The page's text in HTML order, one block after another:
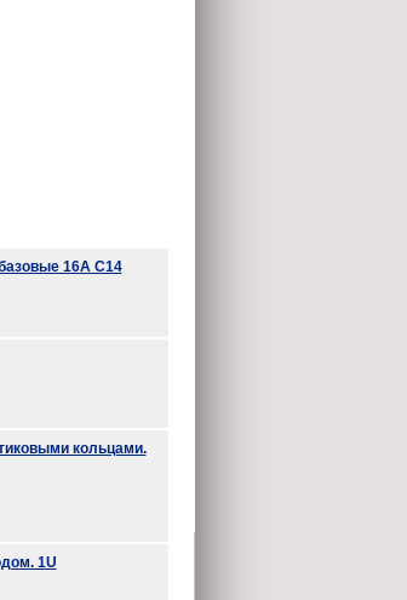
16A C14
кольцами.
1U